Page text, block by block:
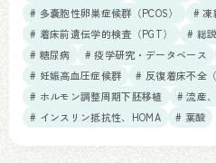
# 多嚢胞性卵巣症候群（PCOS）
# 凍
# 着床前遺伝学的検査（PGT）
# 総
# 糖尿病
# 疫学研究・データベース
# 妊娠高血圧症候群
# 反復着床不全（
# ホルモン調整周期下胚移植
# 流産
# インスリン抵抗性、HOMA
# 葉酸